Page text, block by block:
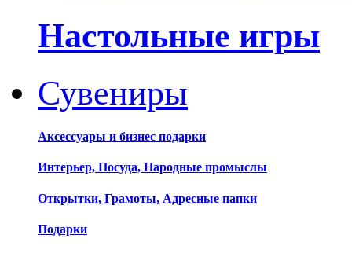
Настольные игры
Сувениры
Аксессуары и бизнес подарки
Интерьер, Посуда, Народные промыслы
Открытки, Грамоты, Адресные папки
Подарки